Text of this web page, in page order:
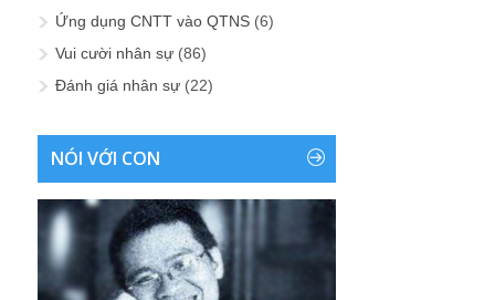
Ứng dụng CNTT vào QTNS (6)
Vui cười nhân sự (86)
Đánh giá nhân sự (22)
NÓI VỚI CON